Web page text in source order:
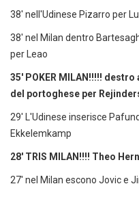
38' nell'Udinese Pizarro per
38' nel Milan dentro
per Leao
35' POKER MILAN!!!!!
del portoghese per
29' L'Udinese inserisce
Ekkelemkamp
28' TRIS MILAN!!!! Theo
27' nel Milan escono Jovic e